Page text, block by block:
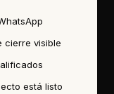
cierre visible
está listo